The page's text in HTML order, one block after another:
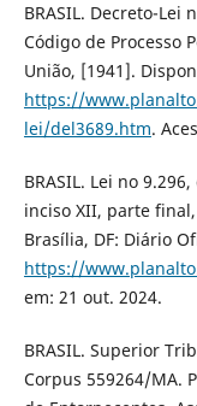
BRASIL. Decreto-Lei
Código de Processo
União, [1941].
https://
lei/del3689.htm.
BRASIL. Lei no
inciso XII, parte
Brasília, DF: Diário
https://
em: 21 out. 2024.
BRASIL. Superior
Corpus 559264/MA.